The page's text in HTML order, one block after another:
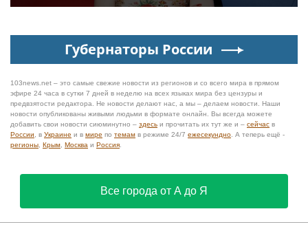
Губернаторы России
103news.net – это самые свежие новости из регионов и со всего мира в прямом
эфире 24 часа в сутки 7 дней в неделю на всех языках мира без цензуры и
предвзятости редактора. Не новости делают нас, а мы – делаем новости. Наши
новости опубликованы живыми людьми в формате онлайн. Вы всегда можете
добавить свои новости сиюминутно – здесь и прочитать их тут же и – сейчас в
России , в Украине и в мире по темам в режиме 24/7 ежесекундно . А теперь ещё -
регионы Крым Москва и Россия
Все города от А до Я